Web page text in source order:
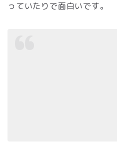
っていたりで面白いです。